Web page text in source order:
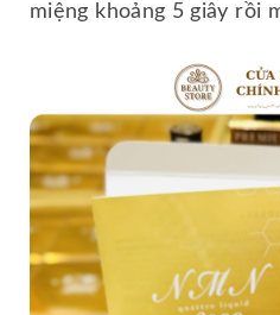
miệng khoảng 5 giây rồi